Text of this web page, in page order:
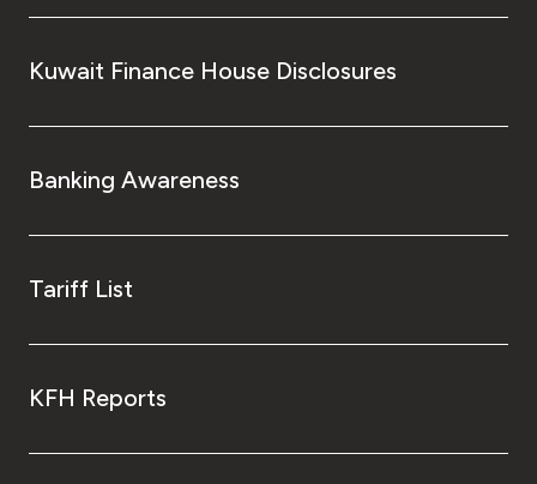
Kuwait Finance House Disclosures
Banking Awareness
Tariff List
KFH Reports